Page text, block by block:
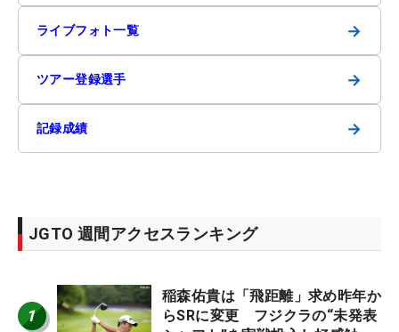
ライブフォト一覧 →
ツアー登録選手 →
記録成績 →
JGTO 週間アクセスランキング
1
稲森佑貴は「飛距離」求め昨年か
らSRに変更 フジクラの“未発表